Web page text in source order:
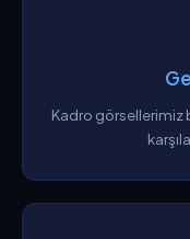
Kadro görsellerimiz